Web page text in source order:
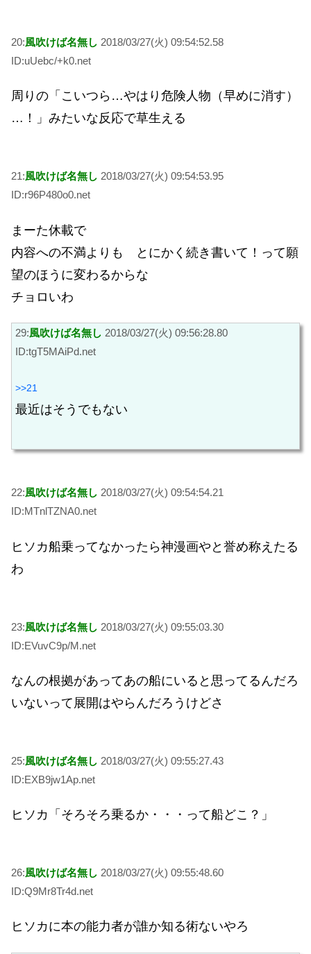
20:風吹けば名無し 2018/03/27(火) 09:54:52.58
ID:uUebc/+k0.net
周りの「こいつら…やはり危険人物（早めに消す）
…！」みたいな反応で草生える
21:風吹けば名無し 2018/03/27(火) 09:54:53.95
ID:r96P480o0.net
まーた休載で
内容への不満よりも とにかく続き書いて！って願
望のほうに変わるからな
チョロいわ
29:風吹けば名無し 2018/03/27(火) 09:56:28.80
ID:tgT5MAiPd.net
>>21
最近はそうでもない
22:風吹けば名無し 2018/03/27(火) 09:54:54.21
ID:MTnlTZNA0.net
ヒソカ船乗ってなかったら神漫画やと誉め称えたる
わ
23:風吹けば名無し 2018/03/27(火) 09:55:03.30
ID:EVuvC9p/M.net
なんの根拠があってあの船にいると思ってるんだろ
いないって展開はやらんだろうけどさ
25:風吹けば名無し 2018/03/27(火) 09:55:27.43
ID:EXB9jw1Ap.net
ヒソカ「そろそろ乗るか・・・って船どこ？」
26:風吹けば名無し 2018/03/27(火) 09:55:48.60
ID:Q9Mr8Tr4d.net
ヒソカに本の能力者が誰か知る術ないやろ